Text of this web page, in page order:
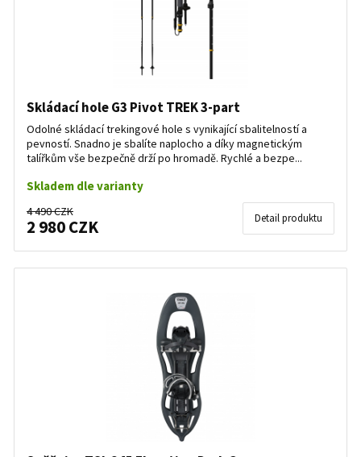
Skládací hole G3 Pivot TREK 3-part
Odolné skládací trekingové hole s vynikající sbalitelností a
pevností. Snadno je sbalíte naplocho a díky magnetickým
talířkům vše bezpečně drží po hromadě. Rychlé a bezpe...
Skladem dle varianty
4 490 CZK
2 980 CZK Detail produktu